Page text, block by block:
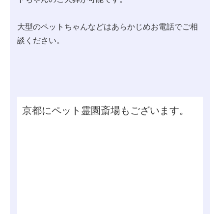
大型のペットちゃんなどはあらかじめお電話でご相
談ください。
京都にペット霊園斎場もございます。